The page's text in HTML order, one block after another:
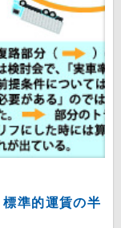
準的運賃の半